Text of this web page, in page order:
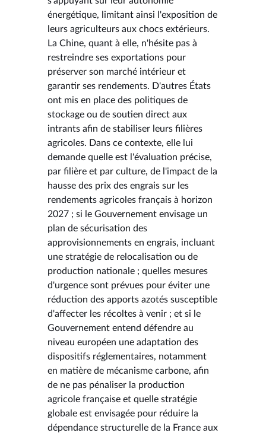
énergétique, limitant ainsi l'exposition de
leurs agriculteurs aux chocs extérieurs.
La Chine, quant à elle, n'hésite pas à
restreindre ses exportations pour
préserver son marché intérieur et
garantir ses rendements. D'autres États
ont mis en place des politiques de
stockage ou de soutien direct aux
intrants afin de stabiliser leurs filières
agricoles. Dans ce contexte, elle lui
demande quelle est l'évaluation précise,
par filière et par culture, de l'impact de la
hausse des prix des engrais sur les
rendements agricoles français à horizon
2027 ; si le Gouvernement envisage un
plan de sécurisation des
approvisionnements en engrais, incluant
une stratégie de relocalisation ou de
production nationale ; quelles mesures
d'urgence sont prévues pour éviter une
réduction des apports azotés susceptible
d'affecter les récoltes à venir ; et si le
Gouvernement entend défendre au
niveau européen une adaptation des
dispositifs réglementaires, notamment
en matière de mécanisme carbone, afin
de ne pas pénaliser la production
agricole française et quelle stratégie
globale est envisagée pour réduire la
dépendance structurelle de la France aux